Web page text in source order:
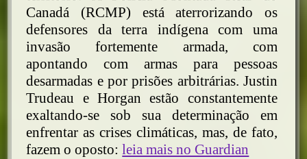
Canadá (RCMP) está aterrorizando os
defensores da terra indígena com uma
invasão fortemente armada, com
apontando com armas para pessoas
desarmadas e por prisões arbitrárias. Justin
Trudeau e Horgan estão constantemente
exaltando-se sob sua determinação em
enfrentar as crises climáticas, mas, de fato,
fazem o oposto:leia mais no Guardian